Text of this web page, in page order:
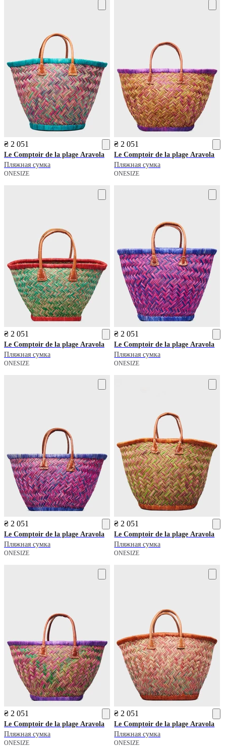
₴ 2 051
Le Comptoir de la plage Aravola
Пляжная сумка
ONESIZE
₴ 2 051
Le Comptoir de la plage Aravola
Пляжная сумка
ONESIZE
₴ 2 051
Le Comptoir de la plage Aravola
Пляжная сумка
ONESIZE
₴ 2 051
Le Comptoir de la plage Aravola
Пляжная сумка
ONESIZE
₴ 2 051
Le Comptoir de la plage Aravola
Пляжная сумка
ONESIZE
₴ 2 051
Le Comptoir de la plage Aravola
Пляжная сумка
ONESIZE
₴ 2 051
Le Comptoir de la plage Aravola
Пляжная сумка
ONESIZE
₴ 2 051
Le Comptoir de la plage Aravola
Пляжная сумка
ONESIZE